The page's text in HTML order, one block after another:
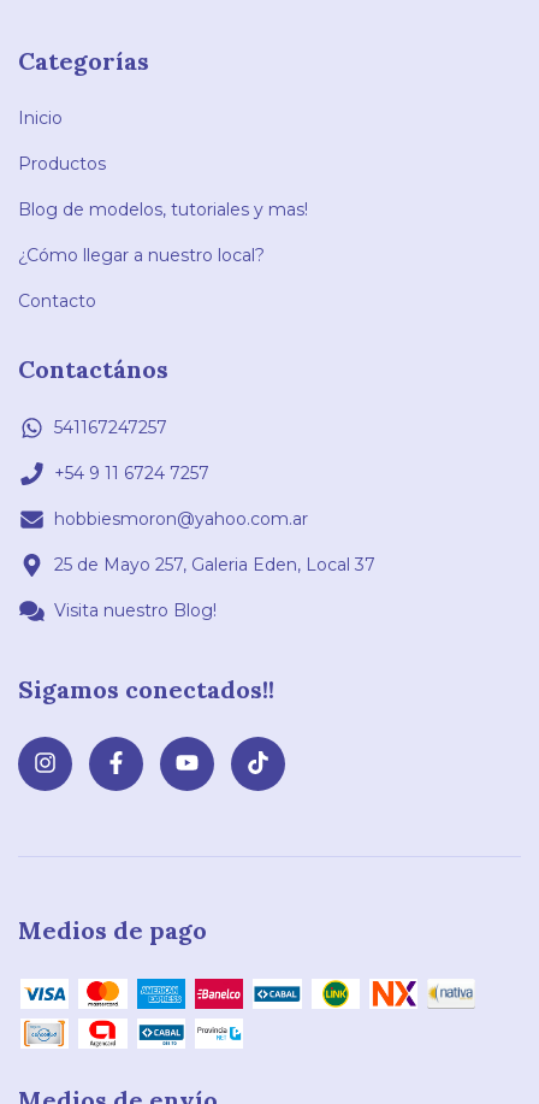
Categorías
Inicio
Productos
Blog de modelos, tutoriales y mas!
¿Cómo llegar a nuestro local?
Contacto
Contactános
541167247257
+54 9 11 6724 7257
hobbiesmoron@yahoo.com.ar
25 de Mayo 257, Galeria Eden, Local 37
Visita nuestro Blog!
Sigamos conectados!!
Medios de pago